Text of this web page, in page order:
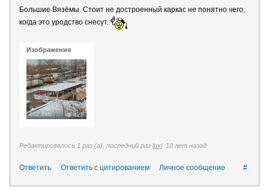
Большие Вязёмы. Стоит не достроенный каркас не понятно чего,
когда это уродство снесут.
Изображения
462.8kb 428
Редактировалось 1 раз (а), последний раз luxl 10 лет назад
#
Ответить Ответить с цитированием Личное сообщение